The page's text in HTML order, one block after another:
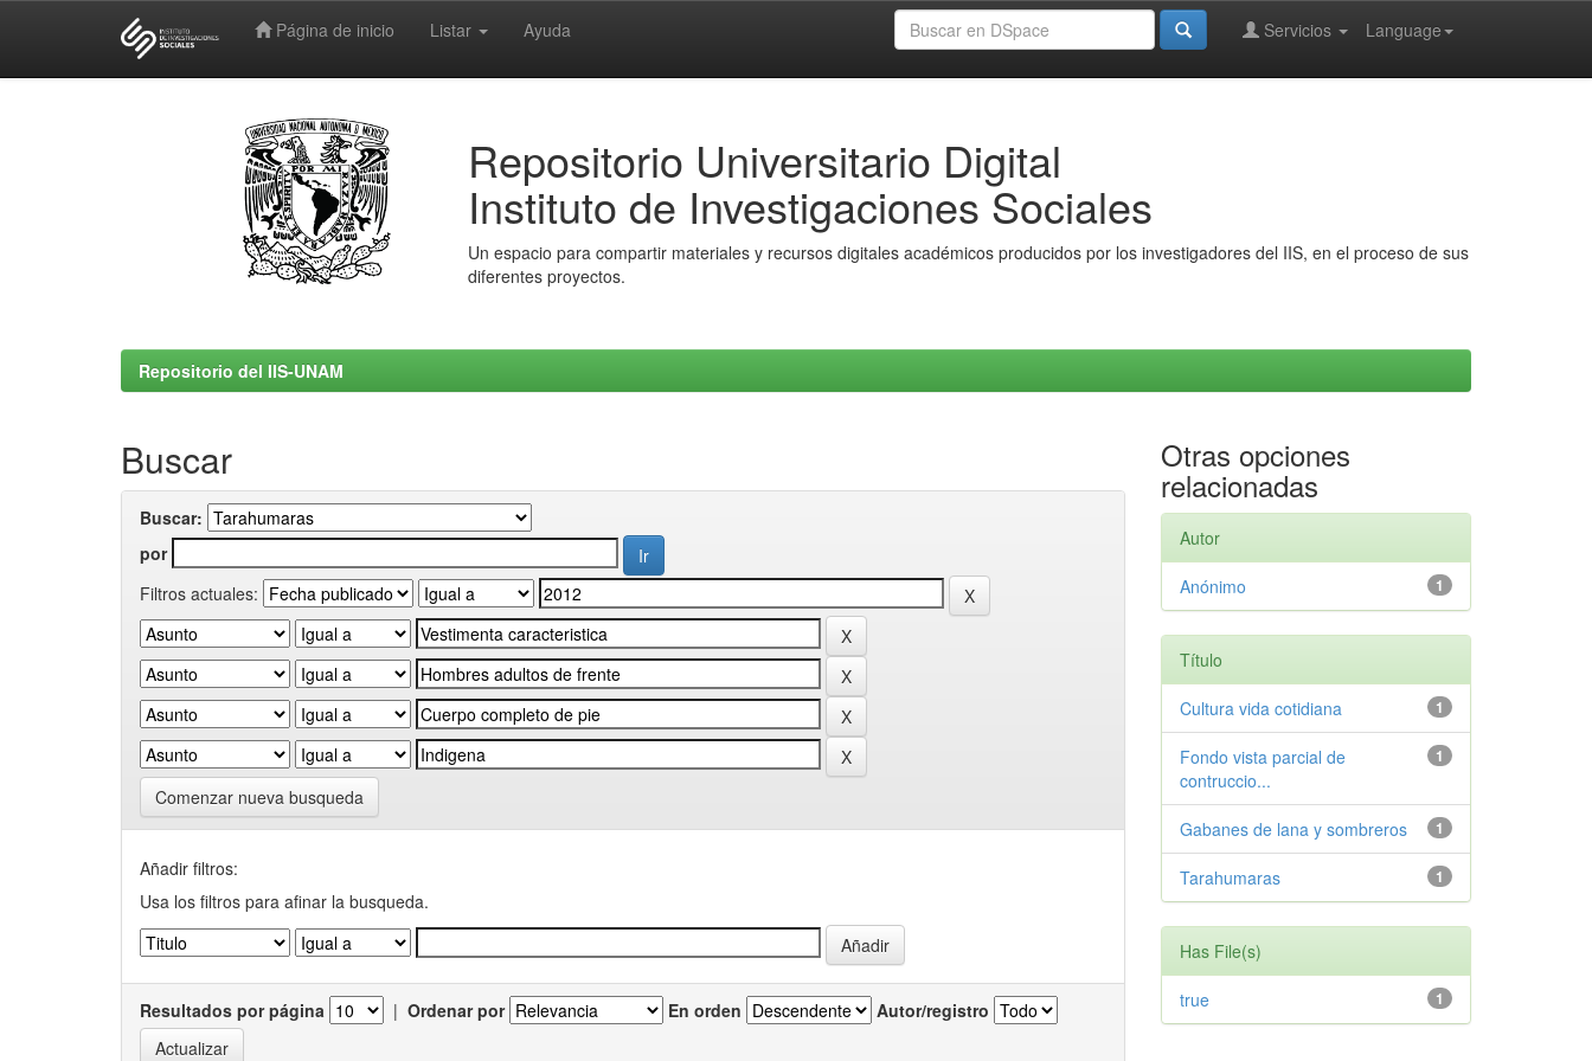
Página de inicio Listar Ayuda Language
Servicios
Repositorio Universitario Digital
Instituto de Investigaciones Sociales
Un espacio para compartir materiales y recursos digitales académicos producidos por los investigadores del IIS, en el proceso de sus
diferentes proyectos.
Repositorio del IIS-UNAM
Buscar
Buscar:
por
Filtros actuales:
Comenzar nueva busqueda
Añadir filtros:
Usa los filtros para afinar la busqueda.
Resultados por página | Ordenar por En orden Autor/registro
Otras opciones
relacionadas
Autor
1
Anónimo
Título
1
Cultura vida cotidiana
1
Fondo vista parcial de
contruccio...
1
Gabanes de lana y sombreros
1
Tarahumaras
Has File(s)
1
true